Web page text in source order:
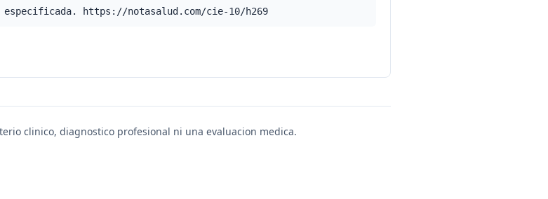
especificada. https://notasalud.com/cie-10/h269
clinico, diagnostico profesional ni una evaluacion medica.